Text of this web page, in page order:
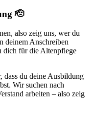
🫡
also zeig uns, wer du
deinem Anschreiben
dich für die Altenpflege
dass du deine Ausbildung
Wir suchen nach
arbeiten – also zeig